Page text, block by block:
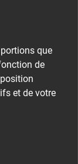
que
de
et de votre